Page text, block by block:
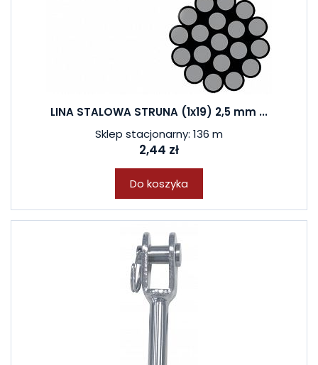
LINA STALOWA STRUNA (1x19) 2,5 mm ...
Sklep stacjonarny: 136 m
2,44 zł
Do koszyka